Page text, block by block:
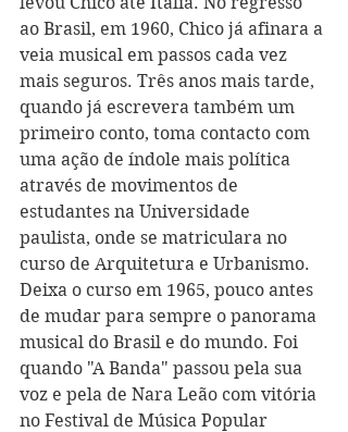
ao Brasil, em 1960, Chico já afinara a
veia musical em passos cada vez
mais seguros. Três anos mais tarde,
quando já escrevera também um
primeiro conto, toma contacto com
uma ação de índole mais política
através de movimentos de
estudantes na Universidade
paulista, onde se matriculara no
curso de Arquitetura e Urbanismo.
Deixa o curso em 1965, pouco antes
de mudar para sempre o panorama
musical do Brasil e do mundo. Foi
quando "A Banda" passou pela sua
voz e pela de Nara Leão com vitória
no Festival de Música Popular